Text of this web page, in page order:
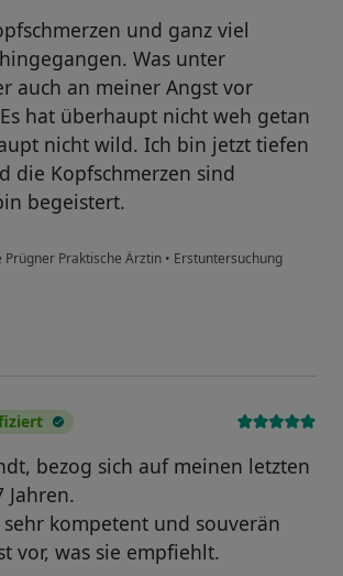
und ganz viel
Was unter
auch an meiner Angst vor
hat überhaupt nicht weh getan
nicht wild. Ich bin jetzt tiefen
die Kopfschmerzen sind
begeistert.
Prügner Praktische Ärztin • Erstuntersuchung
bezog sich auf meinen letzten
Jahren.
kompetent und souverän
vor, was sie empfiehlt.